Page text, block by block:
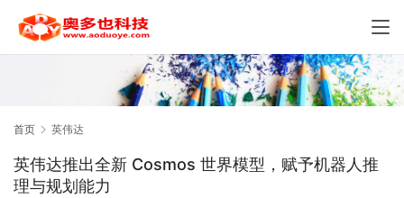
首页 英伟达
英伟达推出全新 Cosmos 世界模型，赋予机器人推
理与规划能力